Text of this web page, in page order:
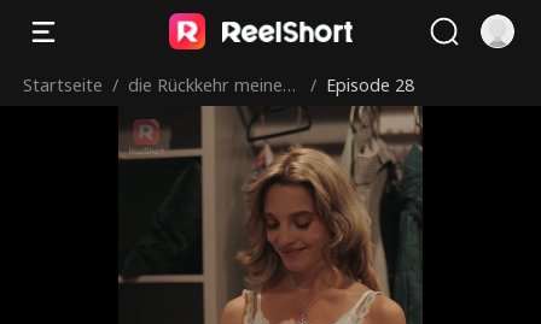
Startseite / die Rückkehr meiner
Drama-Königin
/ Episode 28